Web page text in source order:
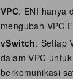
VPC: ENI hanya
mengubah VPC
vSwitch: Setiap
dalam VPC
berkomunikasi